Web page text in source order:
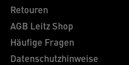
Retouren
AGB Leitz Shop
Häufige Fragen
Datenschutzhinweise